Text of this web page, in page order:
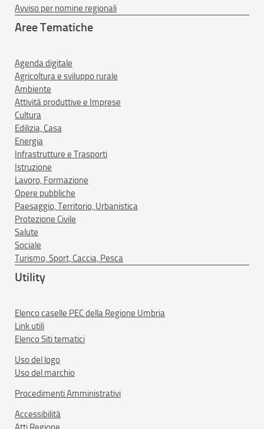
Avviso per nomine regionali
Aree Tematiche
Agenda digitale
Agricoltura e sviluppo rurale
Ambiente
Attività produttive e Imprese
Cultura
Edilizia, Casa
Energia
Infrastrutture e Trasporti
Istruzione
Lavoro, Formazione
Opere pubbliche
Paesaggio, Territorio, Urbanistica
Protezione Civile
Salute
Sociale
Turismo, Sport, Caccia, Pesca
Utility
Elenco caselle PEC della Regione Umbria
Link utili
Elenco Siti tematici
Uso del logo
Uso del marchio
Procedimenti Amministrativi
Accessibilità